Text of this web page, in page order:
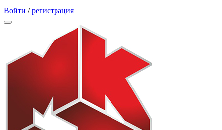
Войти /регистрация